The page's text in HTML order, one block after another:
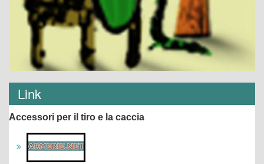
Link
Accessori per il tiro e la caccia